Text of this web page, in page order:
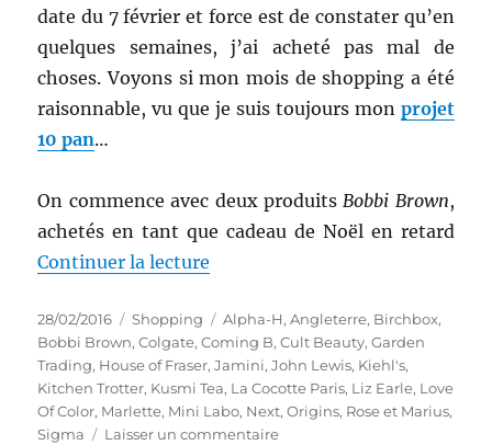
date du 7 février et force est de constater qu’en
quelques semaines, j’ai acheté pas mal de
choses. Voyons si mon mois de shopping a été
raisonnable, vu que je suis toujours mon projet
10 pan…
On commence avec deux produitsBobbi Brown,
achetés en tant que cadeau de Noël en retard
Continuer la lecture
Publié
le
28/02/2016 Catégories
Shopping Étiquettes
Alpha-H,Angleterre, Birchbox,
Bobbi Brown,Colgate,Coming B,Cult Beauty,Garden
Trading, House of Fraser,Jamini,John Lewis, Kiehl's,
Kitchen Trotter, Kusmi Tea, La Cocotte Paris, Liz Earle, Love
Of Color, Marlette, Mini Labo, Next,Origins, Rose et Marius,
Sigma
Laisser un commentairesur